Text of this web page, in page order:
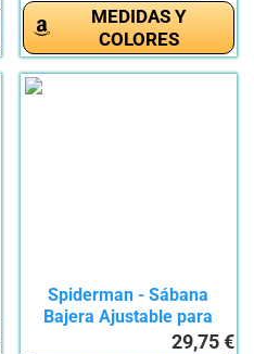
MEDIDAS Y
COLORES
Spiderman - Sábana
Bajera Ajustable para
29,75 €